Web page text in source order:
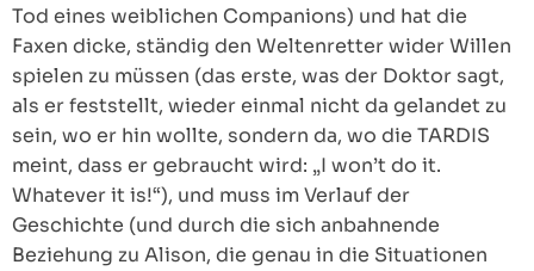
Tod eines weiblichen Companions) und hat die
Faxen dicke, ständig den Weltenretter wider Willen
spielen zu müssen (das erste, was der Doktor sagt,
als er feststellt, wieder einmal nicht da gelandet zu
sein, wo er hin wollte, sondern da, wo die TARDIS
meint, dass er gebraucht wird: „I won’t do it.
Whatever it is!“), und muss im Verlauf der
Geschichte (und durch die sich anbahnende
Beziehung zu Alison, die genau in die Situationen